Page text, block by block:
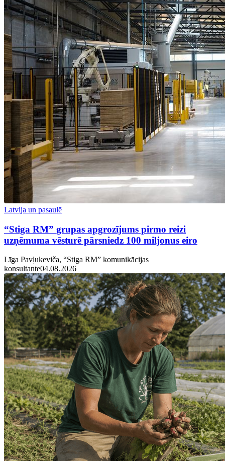
Latvija un pasaulē
“Stiga RM” grupas apgrozījums pirmo reizi
uzņēmuma vēsturē pārsniedz 100 miljonus eiro
Līga Pavļukeviča, “Stiga RM” komunikācijas
konsultante04.08.2026